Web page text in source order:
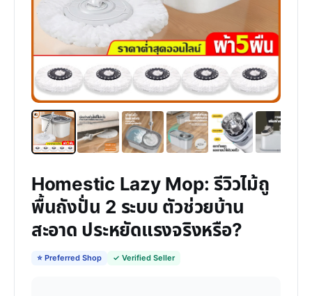
Homestic Lazy Mop: รีวิวไม้ถู
พื้นถังปั่น 2 ระบบ ตัวช่วยบ้าน
สะอาด ประหยัดแรงจริงหรือ?
⭐ Preferred Shop ✓ Verified Seller